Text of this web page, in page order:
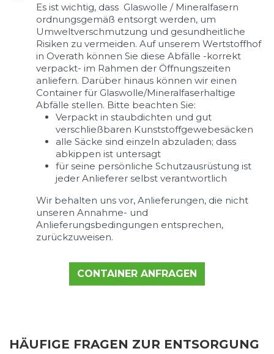
Es ist wichtig, dass Glaswolle / Mineralfasern
ordnungsgemäß entsorgt werden, um
Umweltverschmutzung und gesundheitliche
Risiken zu vermeiden. Auf unserem Wertstoffhof
in Overath können Sie diese Abfälle -korrekt
verpackt- im Rahmen der Öffnungszeiten
anliefern. Darüber hinaus können wir einen
Container für Glaswolle/Mineralfaserhaltige
Abfälle stellen. Bitte beachten Sie:
Verpackt in staubdichten und gut
verschließbaren Kunststoffgewebesäcken
alle Säcke sind einzeln abzuladen; dass
abkippen ist untersagt
für seine persönliche Schutzausrüstung ist
jeder Anlieferer selbst verantwortlich
Wir behalten uns vor, Anlieferungen, die nicht
unseren Annahme- und
Anlieferungsbedingungen entsprechen,
zurückzuweisen.
CONTAINER ANFRAGEN
HÄUFIGE FRAGEN ZUR ENTSORGUNG